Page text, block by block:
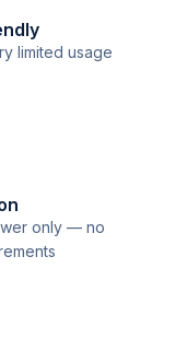
limited usage
only — no